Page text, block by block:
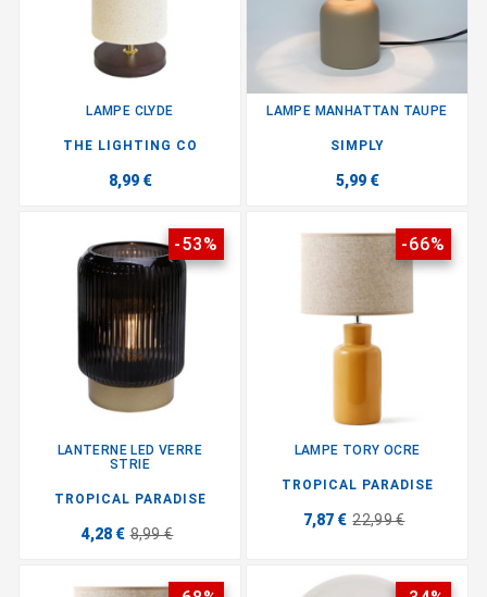
LAMPE CLYDE
THE LIGHTING CO
8,99 €
LAMPE MANHATTAN TAUPE
SIMPLY
5,99 €
-53%
LANTERNE LED VERRE
STRIE
TROPICAL PARADISE
4,28 € 8,99 €
-66%
LAMPE TORY OCRE
TROPICAL PARADISE
7,87 € 22,99 €